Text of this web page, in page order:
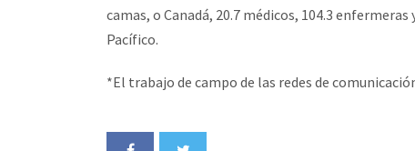
camas, o Canadá, 20.7 médicos, 104.3
Pacífico.
*El trabajo de campo de las redes de